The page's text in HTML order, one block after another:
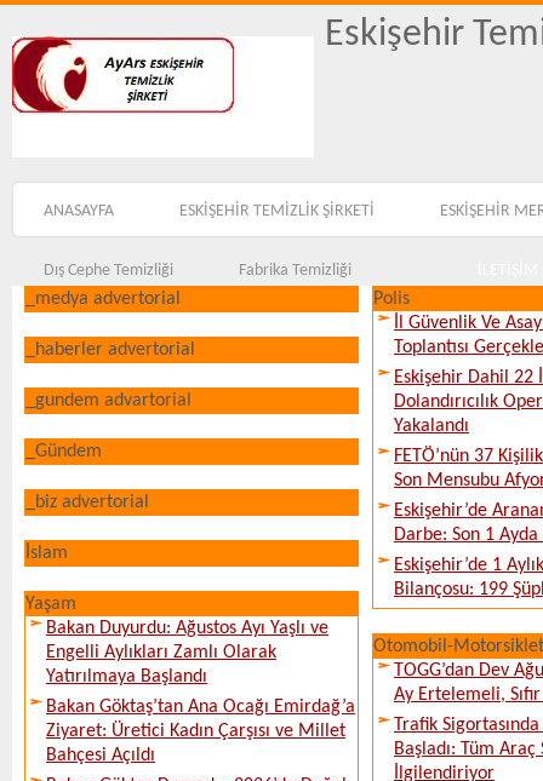
Eskişehir
ANASAYFA ESKİŞEHİR TEMİZLİK ŞİRKETİ ESKİŞEHİR
Dış Cephe Temizliği Fabrika Temizliği
_medya advertorial
_haberler advertorial
_gundem advartorial
_Gündem
_biz advertorial
İslam
Yaşam
Bakan Duyurdu: Ağustos Ayı Yaşlı ve
Engelli Aylıkları Zamlı Olarak
Yatırılmaya Başlandı
Bakan Göktaş’tan Ana Ocağı Emirdağ’a
Ziyaret: Üretici Kadın Çarşısı ve Millet
Bahçesi Açıldı
Polis
İl Güvenlik Ve
Toplantısı
Eskişehir Dahil
Dolandırıcılık
Yakalandı
FETÖ’nün 37
Son Mensubu
Eskişehir’de
Darbe: Son 1 Ayda
Eskişehir’de 1
Bilançosu: 199
Otomobil-Motorsiklet
TOGG’dan Dev
Ay Ertelemeli,
Trafik
Başladı: Tüm
İlgilendiriyor